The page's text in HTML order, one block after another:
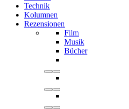
Technik
Kolumnen
Rezensionen
Film
Musik
Bücher